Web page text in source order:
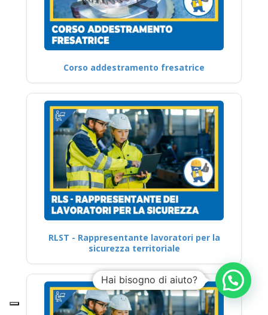
Corso addestramento fresatrice
RLST - Rappresentante lavoratori per la
sicurezza territoriale
Hai bisogno di aiuto?